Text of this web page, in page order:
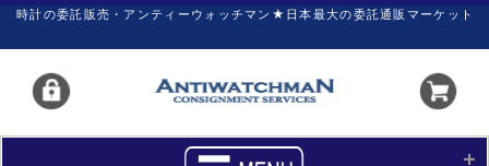
時計の委託販売・アンティーウォッチマン★日本最大の委託通販マーケット